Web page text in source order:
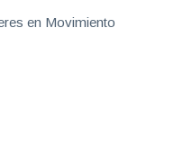
en Movimiento